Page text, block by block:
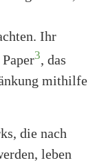
Ihr
3, das
mithilfe
die nach
leben